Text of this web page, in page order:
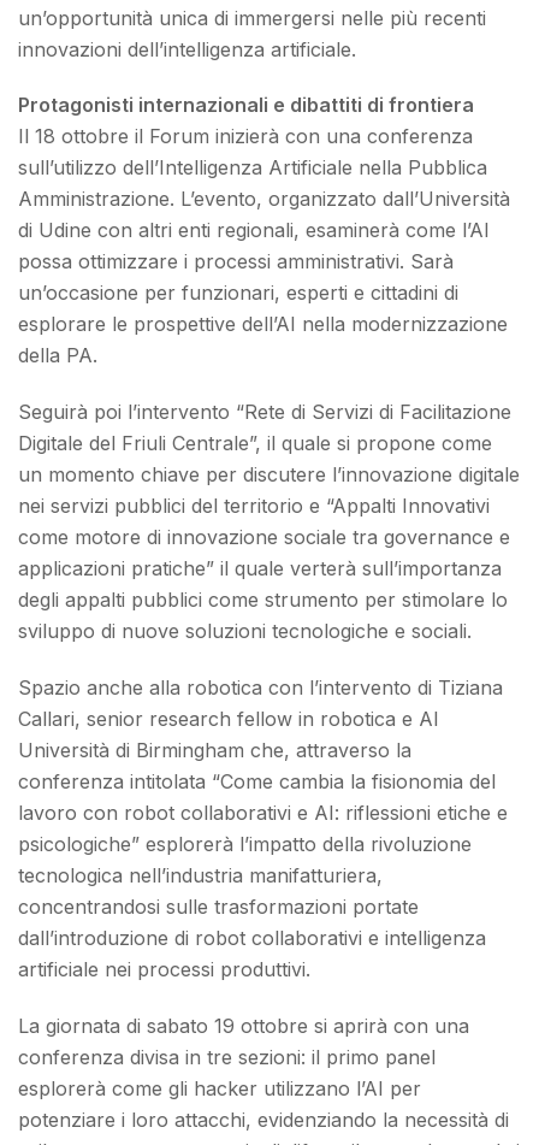
un’opportunità unica di immergersi nelle più recenti
innovazioni dell’intelligenza artificiale.
Protagonisti internazionali e dibattiti di frontiera
Il 18 ottobre il Forum inizierà con una conferenza
sull’utilizzo dell’Intelligenza Artificiale nella Pubblica
Amministrazione. L’evento, organizzato dall’Università
di Udine con altri enti regionali, esaminerà come l’AI
possa ottimizzare i processi amministrativi. Sarà
un’occasione per funzionari, esperti e cittadini di
esplorare le prospettive dell’AI nella modernizzazione
della PA.
Seguirà poi l’intervento “Rete di Servizi di Facilitazione
Digitale del Friuli Centrale”, il quale si propone come
un momento chiave per discutere l’innovazione digitale
nei servizi pubblici del territorio e “Appalti Innovativi
come motore di innovazione sociale tra governance e
applicazioni pratiche” il quale verterà sull’importanza
degli appalti pubblici come strumento per stimolare lo
sviluppo di nuove soluzioni tecnologiche e sociali.
Spazio anche alla robotica con l’intervento di Tiziana
Callari, senior research fellow in robotica e AI
Università di Birmingham che, attraverso la
conferenza intitolata “Come cambia la fisionomia del
lavoro con robot collaborativi e AI: riflessioni etiche e
psicologiche” esplorerà l’impatto della rivoluzione
tecnologica nell’industria manifatturiera,
concentrandosi sulle trasformazioni portate
dall’introduzione di robot collaborativi e intelligenza
artificiale nei processi produttivi.
La giornata di sabato 19 ottobre si aprirà con una
conferenza divisa in tre sezioni: il primo panel
esplorerà come gli hacker utilizzano l’AI per
potenziare i loro attacchi, evidenziando la necessità di